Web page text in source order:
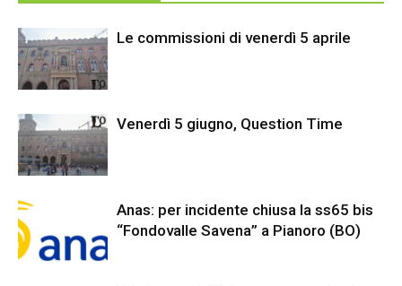
Le commissioni di venerdì 5 aprile
Venerdì 5 giugno, Question Time
Anas: per incidente chiusa la ss65 bis
“Fondovalle Savena” a Pianoro (BO)